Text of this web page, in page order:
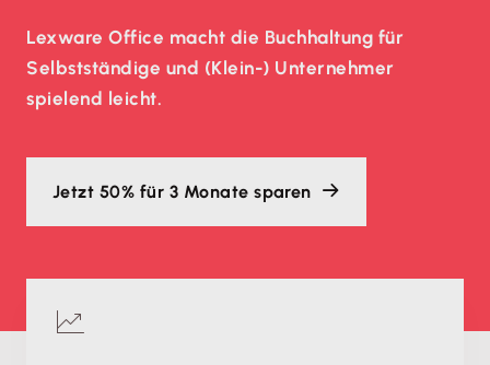
Lexware Office macht die Buchhaltung für
Selbstständige und (Klein-) Unternehmer
spielend leicht.
Jetzt 50% für 3 Monate sparen